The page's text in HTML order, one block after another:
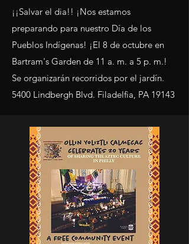
¡¡Salvar el dia!! ¡Nos estamos
preparando para nuestro Día de los
Pueblos Indígenas! ¡El 8 de octubre en
Bartram's Garden de 11 a. m. a 5 p. m.!
Se organizarán recorridos por el jardín.
5400 Lindbergh Blvd. Filadelfia, PA 19143